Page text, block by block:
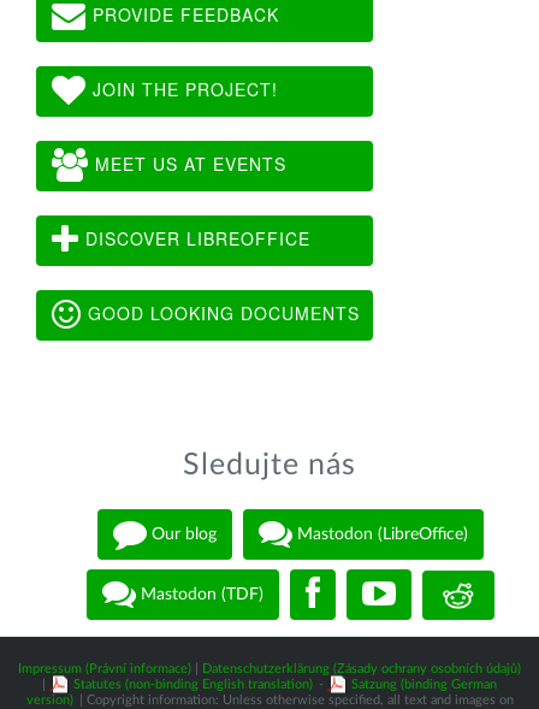
PROVIDE FEEDBACK
JOIN THE PROJECT!
MEET US AT EVENTS
DISCOVER LIBREOFFICE
GOOD LOOKING DOCUMENTS
Sledujte nás
Our blog Mastodon (LibreOffice)
Mastodon (TDF)
Impressum (Právní informace)
Datenschutzerklärung (Zásady ochrany osobních údajů)
Statutes (non-binding English translation) -
Satzung (binding German
version)
| Copyright information: Unless otherwise specified, all text and images on